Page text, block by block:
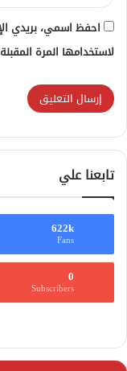
احفظ اسمي، بريدي
لاستخدامها المرة
تابعنا علي
622k
Fans
0
Subscribers